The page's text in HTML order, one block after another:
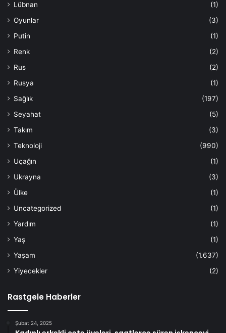
Lübnan
(1)
Oyunlar
(3)
Putin
(1)
Renk
(2)
Rus
(2)
Rusya
(1)
Sağlık
(197)
Seyahat
(5)
Takım
(3)
Teknoloji
(990)
Uçağın
(1)
Ukrayna
(3)
Ülke
(1)
Uncategorized
(1)
Yardım
(1)
Yaş
(1)
Yaşam
(1.637)
Yiyecekler
(2)
Rastgele Haberler
Şubat 24, 2025